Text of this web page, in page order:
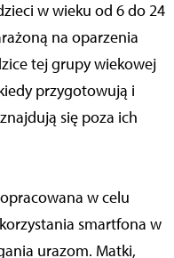
w wieku od 6 do 24
na oparzenia
tej grupy wiekowej
przygotowują i
się poza ich
w celu
smartfona w
urazom. Matki,